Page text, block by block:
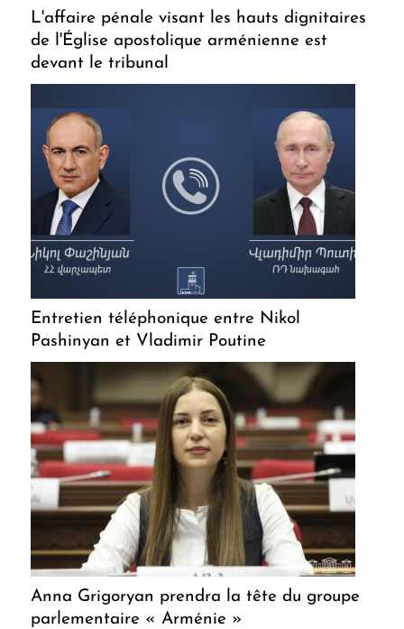
L'affaire pénale visant les hauts dignitaires
de l'Église apostolique arménienne est
devant le tribunal
Entretien téléphonique entre Nikol
Pashinyan et Vladimir Poutine
Anna Grigoryan prendra la tête du groupe
parlementaire « Arménie »